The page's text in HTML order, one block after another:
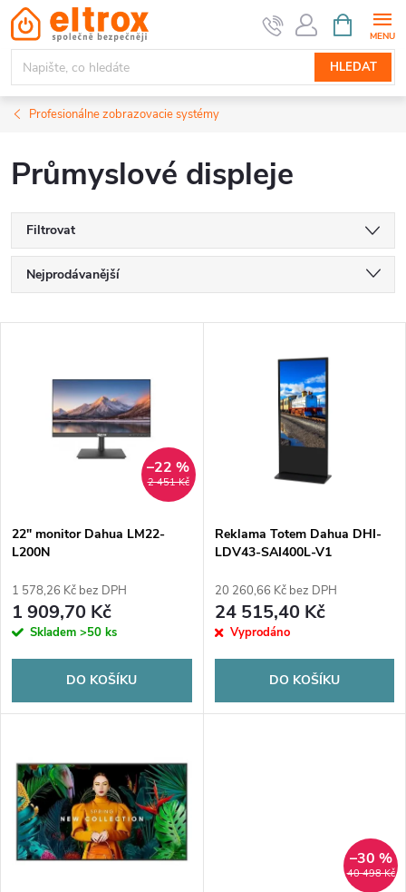
Přejít
na
obsah
HLEDAT
NÁKUPNÍ
KOŠÍK
Profesionálne zobrazovacie systémy
Průmyslové displeje
Filtrovat
Ř
a
p
r
o
u
k
t
ů
Nejprodávanější
Abecedně
s
p
r
o
d
u
k
t
2 451 Kč
–22 %
22" monitor Dahua LM22-
L200N
1 578,26 Kč bez DPH
1 909,70 Kč
Skladem >50 ks
DO KOŠÍKU
Reklama Totem Dahua DHI-
LDV43-SAI400L-V1
20 260,66 Kč bez DPH
24 515,40 Kč
Vyprodáno
DO KOŠÍKU
40 498 Kč
–30 %